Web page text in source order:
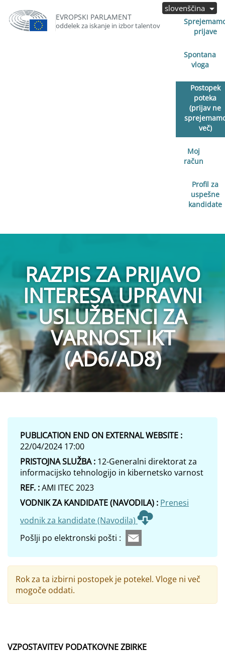
EVROPSKI PARLAMENT
oddelek za iskanje in izbor talentov
prijave
Spontana
vloga
Postopek
poteka
(prijav ne
več)
Moj
račun
Profil za
uspešne
kandidate
slovenščina
RAZPIS ZA PRIJAVO
INTERESA UPRAVNI
USLUŽBENCI ZA
VARNOST IKT
(AD6/AD8)
PUBLICATION END ON EXTERNAL WEBSITE :
22/04/2024 17:00
PRISTOJNA SLUŽBA : 12-Generalni direktorat za
informacijsko tehnologijo in kibernetsko varnost
REF. :AMI ITEC 2023
VODNIK ZA KANDIDATE (NAVODILA) : Prenesi
vodnik za kandidate (Navodila)
Pošlji po elektronski pošti :
Rok za ta izbirni postopek je potekel. Vloge ni več
mogoče oddati.
VZPOSTAVITEV PODATKOVNE ZBIRKE